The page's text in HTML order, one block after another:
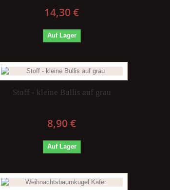
14,30 €
Auf Lager
Stoff - kleine Bullis auf grau
8,90 €
Auf Lager